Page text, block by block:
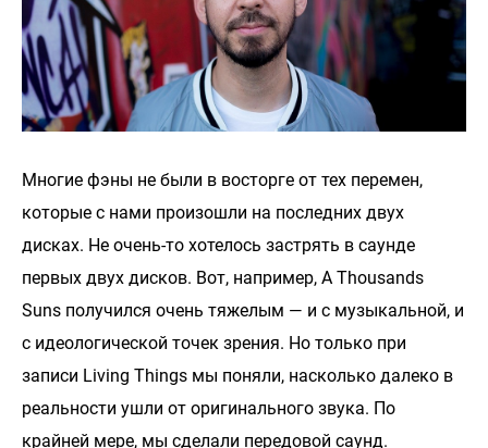
Многие фэны не были в восторге от тех перемен,
которые с нами произошли на последних двух
дисках. Не очень-то хотелось застрять в саунде
первых двух дисков. Вот, например, A Thousands
Suns получился очень тяжелым — и с музыкальной, и
с идеологической точек зрения. Но только при
записи Living Things мы поняли, насколько далеко в
реальности ушли от оригинального звука. По
крайней мере, мы сделали передовой саунд.